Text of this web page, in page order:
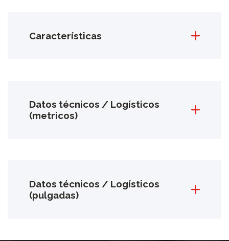
Características
Datos técnicos / Logísticos
(metricos)
Datos técnicos / Logísticos
(pulgadas)